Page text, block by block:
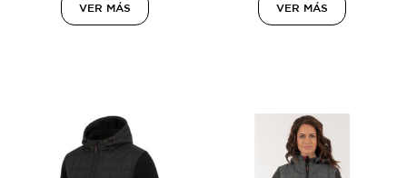
VER MÁS VER MÁS